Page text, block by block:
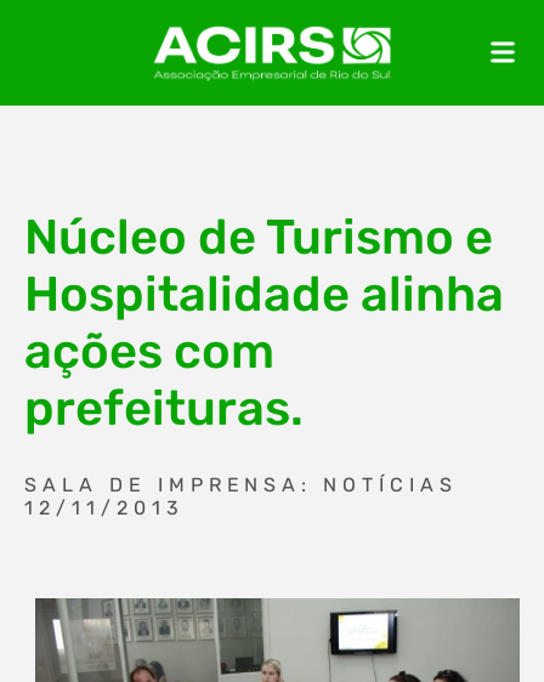
Núcleo de Turismo e
Hospitalidade alinha
ações com
prefeituras.
SALA DE IMPRENSA: NOTÍCIAS
12/11/2013